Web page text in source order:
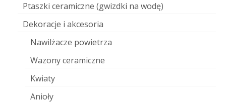
Ptaszki ceramiczne (gwizdki na wodę)
Dekoracje i akcesoria
Nawilżacze powietrza
Wazony ceramiczne
Kwiaty
Anioły